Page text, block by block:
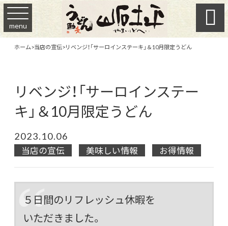
menu 
ホーム>当店の宣伝>リベンジ！「サーロインステーキ」＆10月限定うどん
リベンジ！「サーロインステー
キ」＆10月限定うどん
2023.10.06
当店の宣伝 美味しい情報 お得情報
５日間のリフレッシュ休暇を
いただきました。